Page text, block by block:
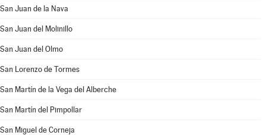
San Juan de la Nava
San Juan del Molinillo
San Juan del Olmo
San Lorenzo de Tormes
San Martín de la Vega del Alberche
San Martín del Pimpollar
San Miguel de Corneja